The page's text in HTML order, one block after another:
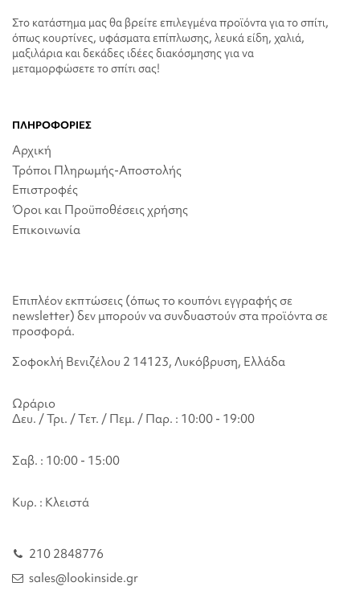
Στο κατάστημα μας θα βρείτε επιλεγμένα προϊόντα για το σπίτι,
όπως κουρτίνες, υφάσματα επίπλωσης, λευκά είδη, χαλιά,
μαξιλάρια και δεκάδες ιδέες διακόσμησης για να
μεταμορφώσετε το σπίτι σας!
ΠΛΗΡΟΦΟΡΙΕΣ
Αρχική
Τρόποι Πληρωμής-Αποστολής
Επιστροφές
Όροι και Προϋποθέσεις χρήσης
Επικοινωνία
Επιπλέον εκπτώσεις (όπως το κουπόνι εγγραφής σε
newsletter) δεν μπορούν να συνδυαστούν στα προϊόντα σε
προσφορά.
Σοφοκλή Βενιζέλου 2 14123, Λυκόβρυση, Ελλάδα
Ωράριο
Δευ. / Τρι. / Τετ. / Πεμ. / Παρ. : 10:00 - 19:00
Σαβ. : 10:00 - 15:00
Κυρ. : Κλειστά
210 2848776
sales@lookinside.gr